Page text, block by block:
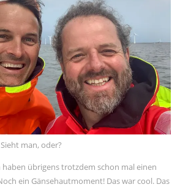
man, oder?
übrigens trotzdem schon mal einen
ein Gänsehautmoment! Das war cool. Das